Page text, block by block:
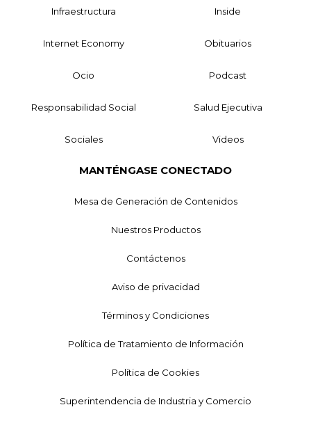
Infraestructura Inside
Internet Economy Obituarios
Ocio Podcast
Responsabilidad Social Salud Ejecutiva
Sociales Videos
MANTÉNGASE CONECTADO
Mesa de Generación de Contenidos
Nuestros Productos
Contáctenos
Aviso de privacidad
Términos y Condiciones
Política de Tratamiento de Información
Política de Cookies
Superintendencia de Industria y Comercio